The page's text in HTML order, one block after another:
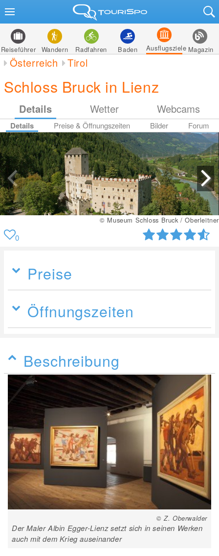
Reiseführer Wandern Radfahren Baden Ausflugsziele Magazin
Österreich Tirol
Schloss Bruck in Lienz
Details Wetter Webcams
Details Preise & Öffnungszeiten Bilder Forum
© Museum Schloss Bruck / Oberleitner
0
Preise
Öffnungszeiten
Beschreibung
© Z. Oberwalder
Der Maler Albin Egger-Lienz setzt sich in seinen Werken
auch mit dem Krieg auseinander